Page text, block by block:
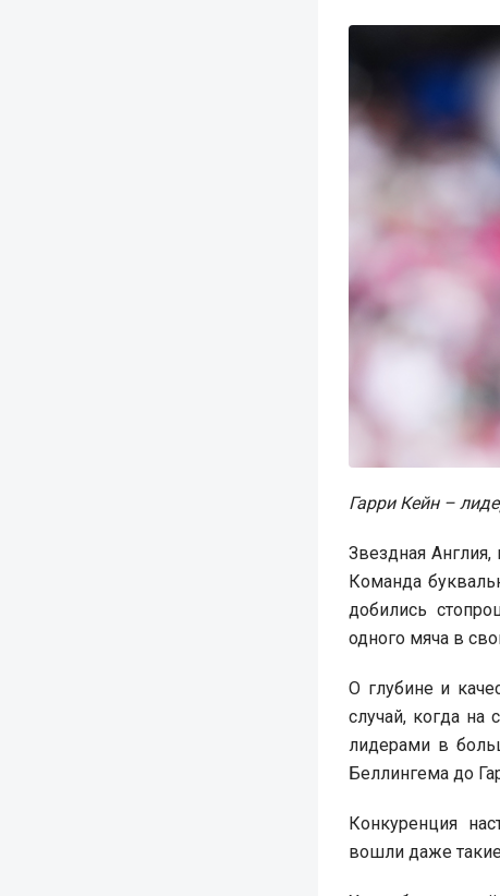
Гарри Кейн –
Звездная
Команда
добились
одного мяча в
О глубине и
случай, когда
лидерами в
Беллингема до
Конкуренция
вошли даже